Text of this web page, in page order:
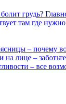
грудь?
там где нужно
– почему
лице –
– все